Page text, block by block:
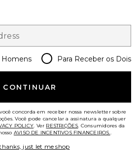
Homens Para Receber os Dois
CONTINUAR
concorda em receber nossa newsletter sobre
Você pode cancelar a assinatura a qualquer
POLICY. Ver RESTRIÇÕES. Consumidores da
AVISO DE INCENTIVOS FINANCEIROS..
just let me shop